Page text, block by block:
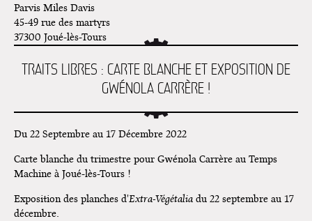
Parvis Miles Davis
45-49 rue des martyrs
37300 Joué-lès-Tours
TRAITS LIBRES : CARTE BLANCHE ET EXPOSITION DE
GWÉNOLA CARRÈRE !
Du 22 Septembre au 17 Décembre 2022
Carte blanche du trimestre pour Gwénola Carrère au Temps
Machine à Joué-lès-Tours !
Exposition des planches d'Extra-Végétalia du 22 septembre au 17
décembre.
Dédicace de Gwénola Carrère à
Bruxelles